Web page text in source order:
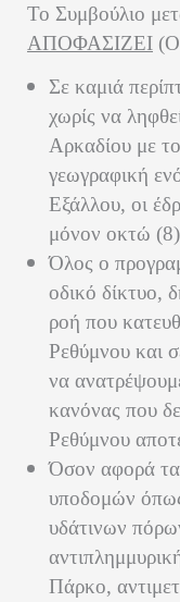
Το Συμβούλιο
ΑΠΟΦΑΣΙΖΕΙ
Σε καμιά
χωρίς να
Αρκαδίου με
γεωγραφική
Εξάλλου, οι
μόνον οκτώ (8)
Όλος ο
οδικό δίκτυο,
ροή που
Ρεθύμνου και
να
κανόνας που
Ρεθύμνου
Όσον αφορά
υποδομών
υδάτινων
Πάρκο,